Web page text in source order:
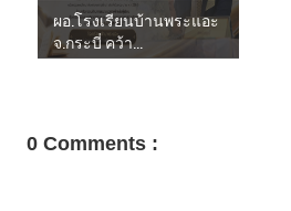
ผอ.โรงเรียนบ้านพระแอะ
จ.กระบี่ คว้า...
0 Comments :